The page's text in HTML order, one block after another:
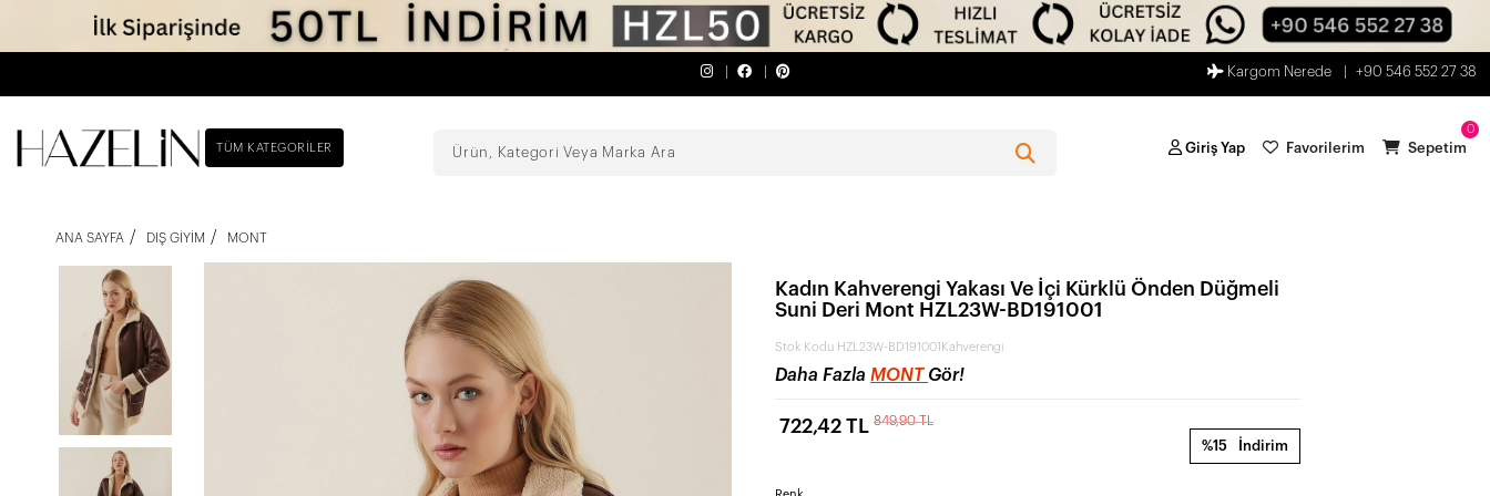
Kargom Nerede +90 546 552 27 38
TÜM KATEGORILER Giriş Yap Favorilerim
0
Sepetim
ANA SAYFA DIŞ GIYIM MONT
Kadın Kahverengi Yakası Ve İçi Kürklü Önden Düğmeli
Suni Deri Mont HZL23W-BD191001
Stok Kodu HZL23W-BD191001Kahverengi
Daha Fazla MONT Gör!
%15 İndirim
722,42 TL 849,90 TL